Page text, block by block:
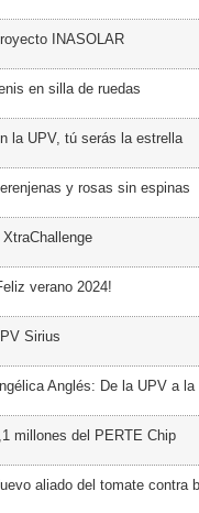
INASOLAR
en silla de ruedas
la UPV, tú serás la estrella
y rosas sin espinas
verano 2024!
Sirius
Anglés: De la UPV a
millones del PERTE Chip
aliado del tomate contra